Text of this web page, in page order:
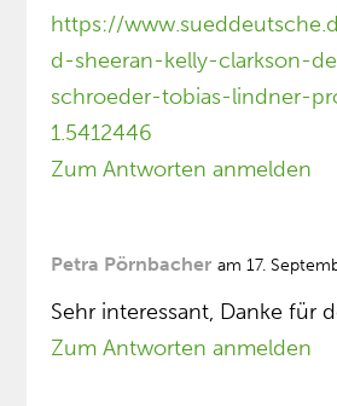
https://
d-sheeran-kelly-clarkson-
schroeder-tobias-lindner-
1.5412446
Zum Antworten anmelden
Petra Pörnbacher am 17.
Sehr interessant, Danke für
Zum Antworten anmelden